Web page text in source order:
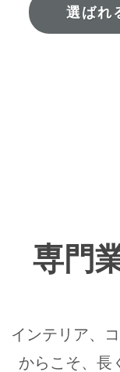
選ばれ
専門
インテリア、
からこそ、長